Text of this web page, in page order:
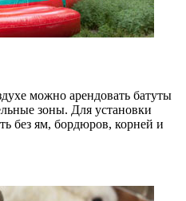
можно арендовать батуты
зоны. Для установки
без ям, бордюров, корней и